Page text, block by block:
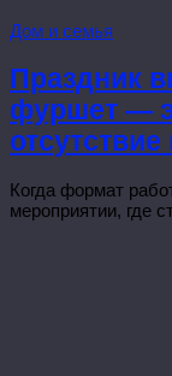
Дом и семья
Праздник
фуршет —
Когда формат
мероприятии, где